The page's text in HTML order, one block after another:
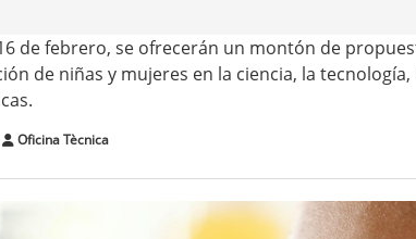
de febrero, se ofrecerán un montón de
de niñas y mujeres en la ciencia, la
Oficina Tècnica